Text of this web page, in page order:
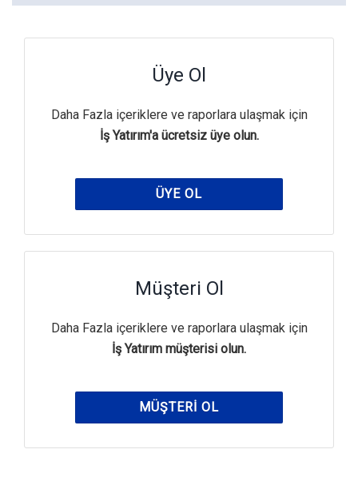
Üye Ol
Daha Fazla içeriklere ve raporlara ulaşmak için
İş Yatırım'a ücretsiz üye olun.
ÜYE OL
Müşteri Ol
Daha Fazla içeriklere ve raporlara ulaşmak için
İş Yatırım müşterisi olun.
MÜŞTERI OL